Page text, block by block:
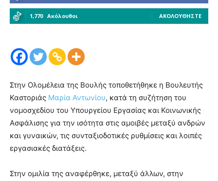
1,770 Ακόλουθοι ΑΚΟΛΟΥΘΉΣΤΕ
Στην Ολομέλεια της Βουλής τοποθετήθηκε η Βουλευτής
Καστοριάς Μαρία Αντωνίου, κατά τη συζήτηση του
νομοσχεδίου του Υπουργείου Εργασίας και Κοινωνικής
Ασφάλισης για την ισότητα στις αμοιβές μεταξύ ανδρών
και γυναικών, τις συνταξιοδοτικές ρυθμίσεις και λοιπές
εργασιακές διατάξεις.
Στην ομιλία της αναφέρθηκε, μεταξύ άλλων, στην